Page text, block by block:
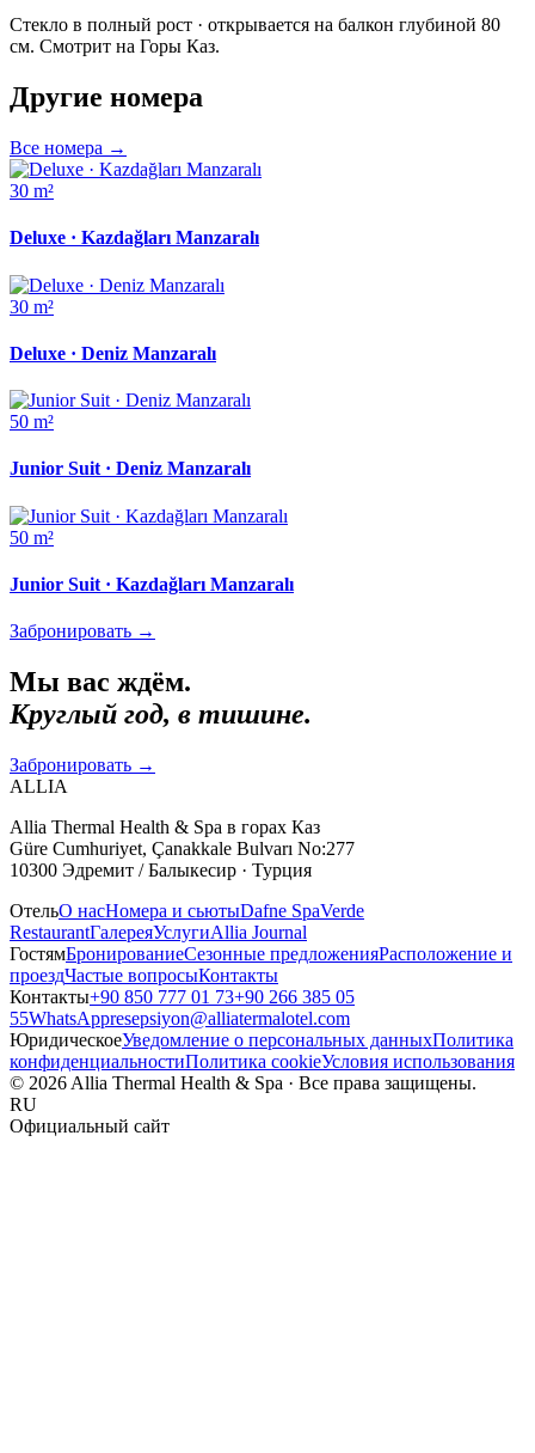
Стекло в полный рост · открывается на балкон глубиной 80
см. Смотрит на Горы Каз.
Другие номера
Все номера →
30 m²
Deluxe · Kazdağları Manzaralı
30 m²
Deluxe · Deniz Manzaralı
50 m²
Junior Suit · Deniz Manzaralı
50 m²
Junior Suit · Kazdağları Manzaralı
Забронировать →
Мы вас ждём.
Круглый год, в тишине.
Забронировать →
ALLIA
Allia Thermal Health & Spa в горах Каз
Güre Cumhuriyet, Çanakkale Bulvarı No:277
10300 Эдремит / Балыкесир · Турция
ОтельО насНомера и сьютыDafne SpaVerde
RestaurantГалереяУслугиAllia Journal
ГостямБронированиеСезонные предложенияРасположение и
проездЧастые вопросыКонтакты
Контакты+90 850 777 01 73+90 266 385 05
55WhatsAppresepsiyon@alliatermalotel.com
ЮридическоеУведомление о персональных данныхПолитика
конфиденциальностиПолитика cookieУсловия использования
© 2026 Allia Thermal Health & Spa · Все права защищены.
RU
Официальный сайт